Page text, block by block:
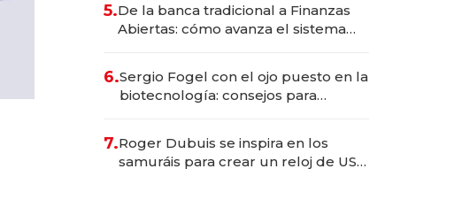
5.De la banca tradicional a Finanzas
Abiertas: cómo avanza el sistema
6.Sergio Fogel con el ojo puesto en la
biotecnología: consejos para
7.Roger Dubuis se inspira en los
samuráis para crear un reloj de US$